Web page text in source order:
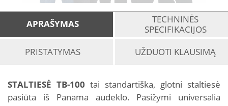
APRAŠYMAS
TECHNINĖS
SPECIFIKACIJOS
PRISTATYMAS
UŽDUOTI KLAUSIMĄ
STALTIESĖ TB-100 tai standartiška, glotni staltiesė
pasiūta iš Panama audeklo. Pasižymi universalia